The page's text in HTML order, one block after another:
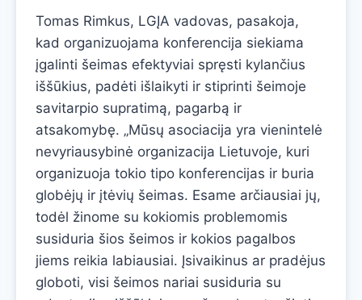
Tomas Rimkus, LGĮA vadovas, pasakoja,
kad organizuojama konferencija siekiama
įgalinti šeimas efektyviai spręsti kylančius
iššūkius, padėti išlaikyti ir stiprinti šeimoje
savitarpio supratimą, pagarbą ir
atsakomybę. „Mūsų asociacija yra vienintelė
nevyriausybinė organizacija Lietuvoje, kuri
organizuoja tokio tipo konferencijas ir buria
globėjų ir įtėvių šeimas. Esame arčiausiai jų,
todėl žinome su kokiomis problemomis
susiduria šios šeimos ir kokios pagalbos
jiems reikia labiausiai. Įsivaikinus ar pradėjus
globoti, visi šeimos nariai susiduria su